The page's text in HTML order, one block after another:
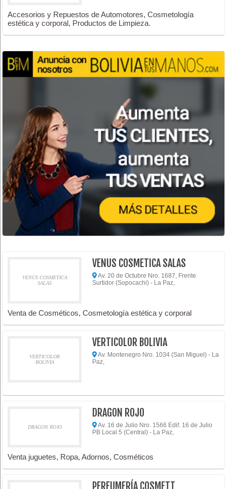
Accesorios y Repuestos de Automotores, Cosmetología
estética y corporal, Productos de Limpieza.
VENUS COSMETICA
SALAS
VENUS COSMETICA SALAS
Av. 20 de Octubre Nro. 1687, Frente
Surtidor (Sopocachi) - La Paz,
Venta de Cosméticos, Cosmetología estética y corporal
VERTICOLOR
BOLIVIA
VERTICOLOR BOLIVIA
Av. Montenegro Nro. 1034 (San Miguel) - La
Paz,
DRAGON ROJO
DRAGON ROJO
Av. 16 de Julio Nro. 1566 Edif. 16 de Julio
PB Local 5 (Central) - La Paz,
Venta juguetes, Ropa, Adornos, Cosméticos
PERFUMERÍA COSMETT